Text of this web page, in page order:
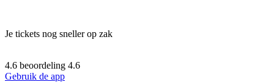
Je tickets nog sneller op zak
4.6 beoordeling 4.6
Gebruik de app